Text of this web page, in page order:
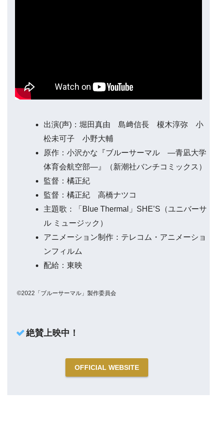
出演(声)：堀田真由 島﨑信長 榎木淳弥 小
松未可子 小野大輔
原作：小沢かな『ブルーサーマル —青凪大学
体育会航空部—』（新潮社バンチコミックス）
監督：橘正紀
監督：橘正紀 高橋ナツコ
主題歌：「Blue Thermal」SHE’S（ユニバーサ
ル ミュージック）
アニメーション制作：テレコム・アニメーショ
ンフィルム
配給：東映
©2022「ブルーサーマル」製作委員会
絶賛上映中！
OFFICIAL WEBSITE